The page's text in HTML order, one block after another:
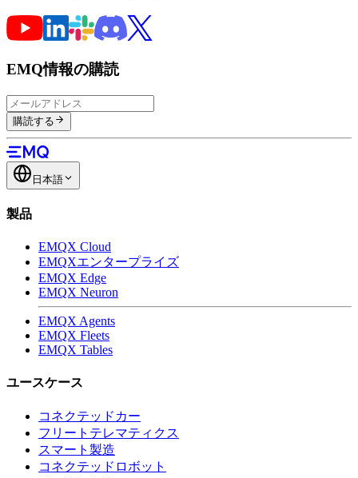
EMQ情報の購読
購読する
日本語
製品
EMQX Cloud
EMQXエンタープライズ
EMQX Edge
EMQX Neuron
EMQX Agents
EMQX Fleets
EMQX Tables
ユースケース
コネクテッドカー
フリートテレマティクス
スマート製造
コネクテッドロボット